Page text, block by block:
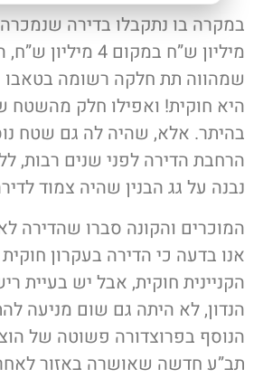
מיליון ש”ח במקום 4
שמהווה תת חלקה רשומה בטאבו
היא חוקית! ואפילו חלק מהשטח
בהיתר. אלא, שהיה לה גם שטח
הרחבת הדירה לפני שנים רבות,
נבנה על גג הבנין שהיה צמוד
המוכרים והקונה סברו שהדירה
אנו בדעה כי הדירה בעקרון
הקניינית חוקית, אבל יש בעיית
הנדון, לא היתה גם שום מניעה
הנוסף בפרוצדורה פשוטה של
תב”ע חדשה שאושרה באזור